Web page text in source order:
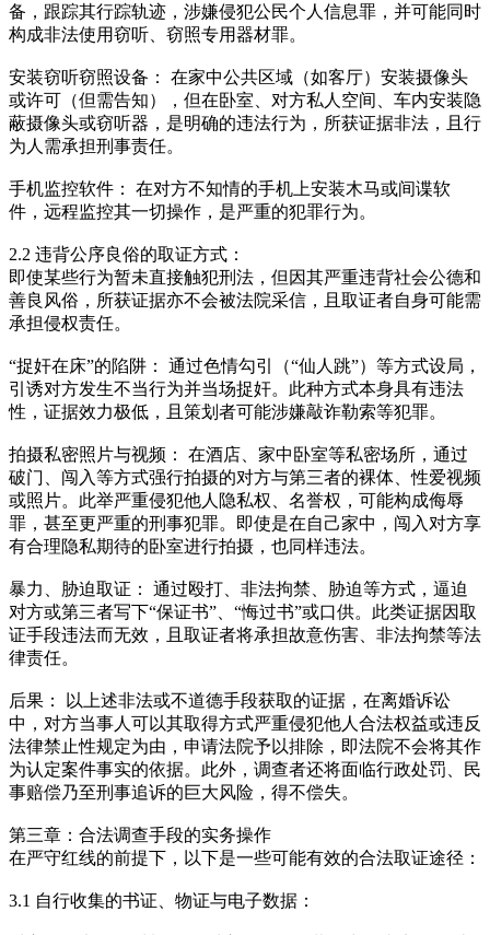
备，跟踪其行踪轨迹，涉嫌侵犯公民个人信息罪，并可能同时
构成非法使用窃听、窃照专用器材罪。
安装窃听窃照设备： 在家中公共区域（如客厅）安装摄像头
或许可（但需告知），但在卧室、对方私人空间、车内安装隐
蔽摄像头或窃听器，是明确的违法行为，所获证据非法，且行
为人需承担刑事责任。
手机监控软件： 在对方不知情的手机上安装木马或间谍软
件，远程监控其一切操作，是严重的犯罪行为。
2.2 违背公序良俗的取证方式：
即使某些行为暂未直接触犯刑法，但因其严重违背社会公德和
善良风俗，所获证据亦不会被法院采信，且取证者自身可能需
承担侵权责任。
“捉奸在床”的陷阱： 通过色情勾引（“仙人跳”）等方式设局，
引诱对方发生不当行为并当场捉奸。此种方式本身具有违法
性，证据效力极低，且策划者可能涉嫌敲诈勒索等犯罪。
拍摄私密照片与视频： 在酒店、家中卧室等私密场所，通过
破门、闯入等方式强行拍摄的对方与第三者的裸体、性爱视频
或照片。此举严重侵犯他人隐私权、名誉权，可能构成侮辱
罪，甚至更严重的刑事犯罪。即使是在自己家中，闯入对方享
有合理隐私期待的卧室进行拍摄，也同样违法。
暴力、胁迫取证： 通过殴打、非法拘禁、胁迫等方式，逼迫
对方或第三者写下“保证书”、“悔过书”或口供。此类证据因取
证手段违法而无效，且取证者将承担故意伤害、非法拘禁等法
律责任。
后果： 以上述非法或不道德手段获取的证据，在离婚诉讼
中，对方当事人可以其取得方式严重侵犯他人合法权益或违反
法律禁止性规定为由，申请法院予以排除，即法院不会将其作
为认定案件事实的依据。此外，调查者还将面临行政处罚、民
事赔偿乃至刑事追诉的巨大风险，得不偿失。
第三章：合法调查手段的实务操作
在严守红线的前提下，以下是一些可能有效的合法取证途径：
3.1 自行收集的书证、物证与电子数据：